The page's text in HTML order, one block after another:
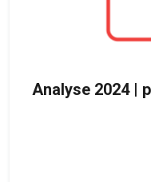
Analyse 2024 |